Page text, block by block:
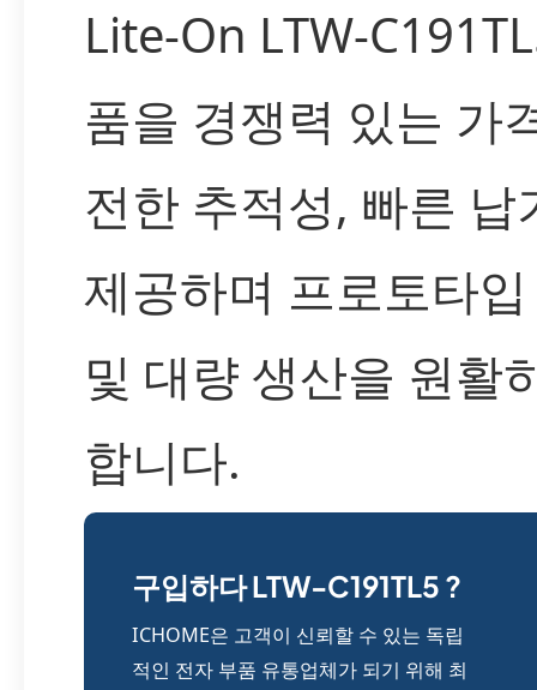
Lite-On LTW-
품을 경쟁력 있는 가
전한 추적성, 빠른 납
제공하며 프로토타
및 대량 생산을 원활
합니다.
구입하다 LTW-C191TL5 ?
ICHOME은 고객이 신뢰할 수 있는 독립
적인 전자 부품 유통업체가 되기 위해 최